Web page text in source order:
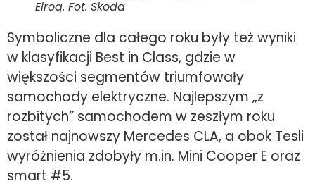
Elroq. Fot. Skoda
Symboliczne dla całego roku były też wyniki
w klasyfikacji Best in Class, gdzie w
większości segmentów triumfowały
samochody elektryczne. Najlepszym „z
rozbitych” samochodem w zeszłym roku
został najnowszy Mercedes CLA, a obok Tesli
wyróżnienia zdobyły m.in. Mini Cooper E oraz
smart #5.